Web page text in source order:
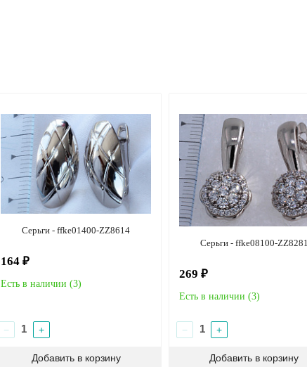
Серьги - ffke01400-ZZ8614
164 ₽
Есть в наличии (3)
− +
Серьги - ffke08100-ZZ8281
269 ₽
Есть в наличии (3)
− +